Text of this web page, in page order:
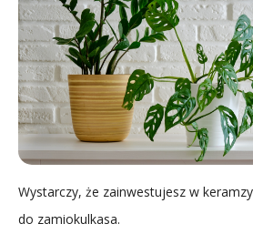
Wystarczy, że zainwestujesz w
do zamiokulkasa.